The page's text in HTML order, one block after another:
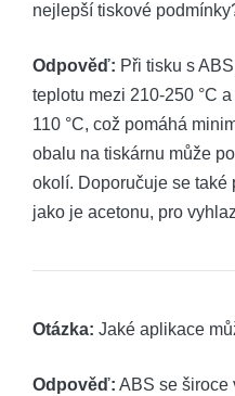
nejlepší tiskové
Odpověď: Při tisku s
teplotu mezi 210-250 °C
110 °C, což pomáhá
obalu na tiskárnu může
okolí. Doporučuje se také
jako je acetonu, pro
Otázka: Jaké aplikace
Odpověď: ABS se široce